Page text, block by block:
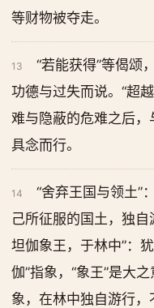
等财物被夺走。
13
“若能获得”等偈颂
功德与过失而说。“超
难与隐蔽的危难之后，
具念而行。
14
“舍弃王国与领土”
己所征服的国土，独
坦伽象王，于林中”：
伽”指象，“象王”是大
象，在林中独自游行，